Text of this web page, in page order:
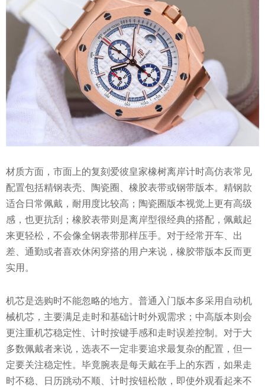
材质方面，市面上的复刻爱彼皇家橡树离岸计时高仿表常见
配置包括精钢表壳、陶瓷圈、橡胶表带或钢带版本。精钢款
适合日常佩戴，耐用度比较高；陶瓷圈版本视觉上更有高级
感，也更抗刮；橡胶表带则是离岸型很经典的搭配，佩戴起
来更轻松，不会像全钢表带那样压手。对于经常开车、出
差、通勤或者喜欢休闲穿搭的用户来说，橡胶带版本反而更
实用。
机芯是选购时不能忽略的地方。普通入门版本多采用自动机
械机芯，主要满足走时和基础计时外观需求；中高版本则会
更注重机芯稳定性、计时按键手感和走时误差控制。对于大
多数佩戴者来说，选表不一定非要追求最复杂的配置，但一
定要关注稳定性。毕竟腕表是每天戴在手上的东西，如果走
时不稳、日历跳动不顺、计时按钮松散，即使外观看起来不